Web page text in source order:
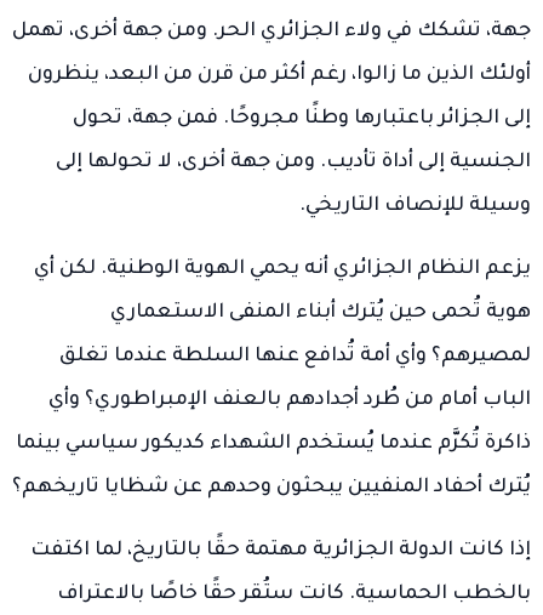
جهة، تشكك في ولاء الجزائري الحر. ومن جهة أخرى، تهمل
أولئك الذين ما زالوا، رغم أكثر من قرن من البعد، ينظرون
إلى الجزائر باعتبارها وطنًا مجروحًا. فمن جهة، تحول
الجنسية إلى أداة تأديب. ومن جهة أخرى، لا تحولها إلى
وسيلة للإنصاف التاريخي.
يزعم النظام الجزائري أنه يحمي الهوية الوطنية. لكن أي
هوية تُحمى حين يُترك أبناء المنفى الاستعماري
لمصيرهم؟ وأي أمة تُدافع عنها السلطة عندما تغلق
الباب أمام من طُرد أجدادهم بالعنف الإمبراطوري؟ وأي
ذاكرة تُكرَّم عندما يُستخدم الشهداء كديكور سياسي بينما
يُترك أحفاد المنفيين يبحثون وحدهم عن شظايا تاريخهم؟
إذا كانت الدولة الجزائرية مهتمة حقًا بالتاريخ، لما اكتفت
بالخطب الحماسية. كانت ستُقر حقًا خاصًا بالاعتراف